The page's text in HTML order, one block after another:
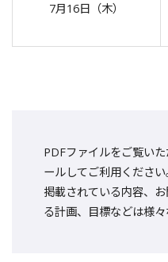
7月16日（木）
PDFファイルをご覧い
ールしてご利用ください
掲載されている内容、
る計画、目標などは様